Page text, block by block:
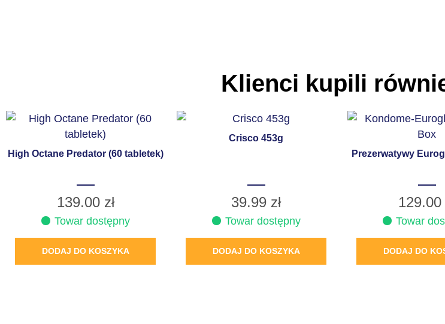
Klienci kupili
High Octane Predator (60 tabletek)
139.00 zł
Towar dostępny
DODAJ DO KOSZYKA
Crisco 453g
39.99 zł
Towar dostępny
DODAJ DO KOSZYKA
Prezerwatywy
129.00
Towar
DODAJ DO